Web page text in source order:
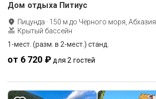
Дом отдыха Питиус
Пицунда · 150 м до Чёрного моря, Абхазия
Крытый бассейн
1-мест. (разм. в 2-мест.) станд.
от 6 720 ₽ для 2 гостей